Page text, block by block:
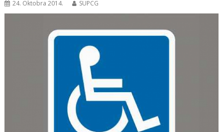
24. Oktobra 2014. SUPCG